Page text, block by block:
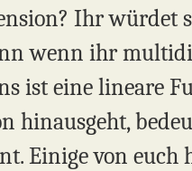
Ihr würdet
wenn ihr
ist eine lineare
hinausgeht,
Einige von euch